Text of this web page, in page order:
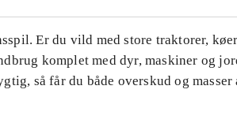
Er du vild med store traktorer,
komplet med dyr, maskiner og
så får du både overskud og masser